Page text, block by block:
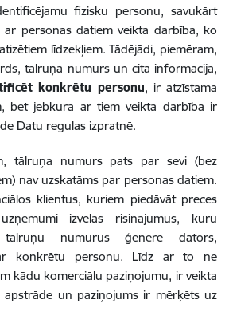
fizisku personu, savukārt
ar personas datiem veikta darbība, ko
līdzekļiem. Tādējādi, piemēram,
tālruņa numurs un cita informācija,
konkrētu personu, iratzīstama
bet jebkura ar tiem veikta darbība ir
Datu regulas izpratnē.
tālruņa numurs pats par sevi (bez
nav uzskatāms par personas datiem.
klientus, kuriem piedāvāt preces
izvēlas risinājumus, kuru
tālruņu numurus ģenerē dators,
konkrētu personu. Līdz ar to ne
kādu komerciālu paziņojumu, ir veikta
un paziņojums ir mērķēts uz